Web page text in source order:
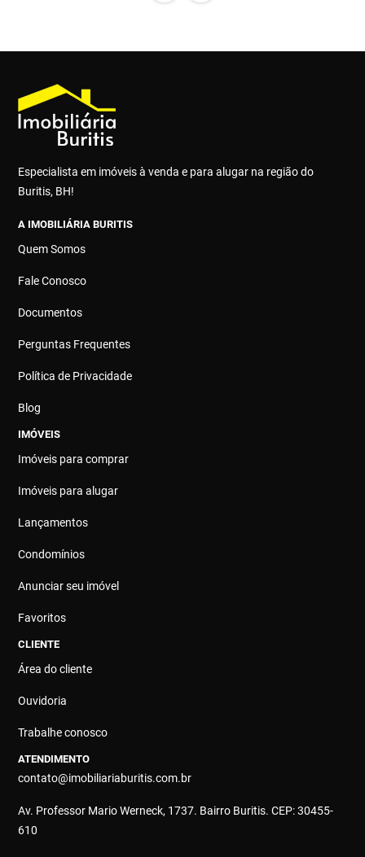
Especialista em imóveis à venda e para alugar na região do
Buritis, BH!
A IMOBILIÁRIA BURITIS
Quem Somos
Fale Conosco
Documentos
Perguntas Frequentes
Política de Privacidade
Blog
IMÓVEIS
Imóveis para comprar
Imóveis para alugar
Lançamentos
Condomínios
Anunciar seu imóvel
Favoritos
CLIENTE
Área do cliente
Ouvidoria
Trabalhe conosco
ATENDIMENTO
contato@imobiliariaburitis.com.br
Av. Professor Mario Werneck, 1737. Bairro Buritis. CEP: 30455-
610